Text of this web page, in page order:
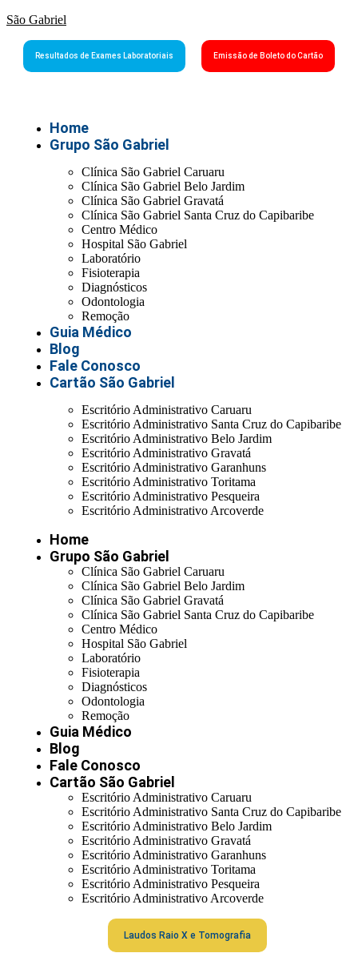
São Gabriel
Resultados de Exames Laboratoriais Emissão de Boleto do Cartão
Home
Grupo São Gabriel
Clínica São Gabriel Caruaru
Clínica São Gabriel Belo Jardim
Clínica São Gabriel Gravatá
Clínica São Gabriel Santa Cruz do Capibaribe
Centro Médico
Hospital São Gabriel
Laboratório
Fisioterapia
Diagnósticos
Odontologia
Remoção
Guia Médico
Blog
Fale Conosco
Cartão São Gabriel
Escritório Administrativo Caruaru
Escritório Administrativo Santa Cruz do Capibaribe
Escritório Administrativo Belo Jardim
Escritório Administrativo Gravatá
Escritório Administrativo Garanhuns
Escritório Administrativo Toritama
Escritório Administrativo Pesqueira
Escritório Administrativo Arcoverde
Home
Grupo São Gabriel
Clínica São Gabriel Caruaru
Clínica São Gabriel Belo Jardim
Clínica São Gabriel Gravatá
Clínica São Gabriel Santa Cruz do Capibaribe
Centro Médico
Hospital São Gabriel
Laboratório
Fisioterapia
Diagnósticos
Odontologia
Remoção
Guia Médico
Blog
Fale Conosco
Cartão São Gabriel
Escritório Administrativo Caruaru
Escritório Administrativo Santa Cruz do Capibaribe
Escritório Administrativo Belo Jardim
Escritório Administrativo Gravatá
Escritório Administrativo Garanhuns
Escritório Administrativo Toritama
Escritório Administrativo Pesqueira
Escritório Administrativo Arcoverde
Laudos Raio X e Tomografia